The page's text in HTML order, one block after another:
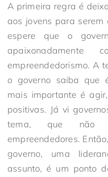
A primeira regra é
aos jovens para serem
espere que o
apaixonadamente
empreendedorismo. A
o governo saiba que
mais importante é
positivas. Já vi
tema, que não
empreendedores.
governo, uma
assunto, é um ponto